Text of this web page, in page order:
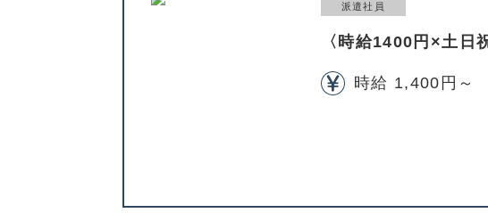
派遣社員
〈時給1400円×土日
時給 1,400円～